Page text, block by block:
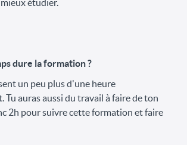
étudier.
dure la formation ?
un peu plus d'une heure
Tu auras aussi du travail à faire de ton
2h pour suivre cette formation et faire